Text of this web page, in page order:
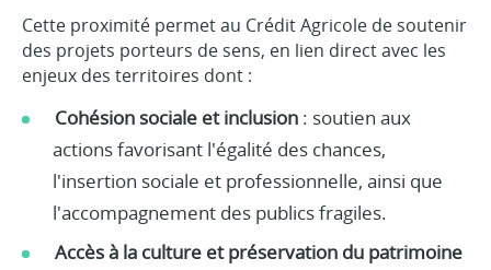
Cette proximité permet au Crédit Agricole de soutenir
des projets porteurs de sens, en lien direct avec les
enjeux des territoires dont :
Cohésion sociale et inclusion : soutien aux
actions favorisant l'égalité des chances,
l'insertion sociale et professionnelle, ainsi que
l'accompagnement des publics fragiles.
Accès à la culture et préservation du patrimoine